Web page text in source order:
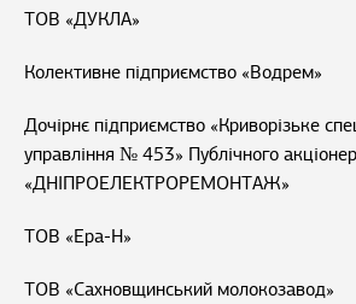
ТОВ «ДУКЛА»
Колективне підприємство «Водрем»
Дочірнє підприємство «Криворізьке
управління № 453» Публічного
«ДНІПРОЕЛЕКТРОРЕМОНТАЖ»
ТОВ «Ера-Н»
ТОВ «Сахновщинський молокозавод»